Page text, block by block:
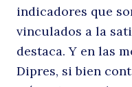
indicadores que
vinculados a la
destaca. Y en las
Dipres, si bien